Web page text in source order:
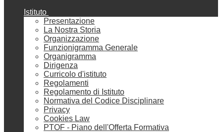
Istituto
Presentazione
La Nostra Storia
Organizzazione
Funzionigramma Generale
Organigramma
Dirigenza
Curricolo d'istituto
Regolamenti
Regolamento di Istituto
Normativa del Codice Disciplinare
Privacy
Cookies Law
PTOF - Piano dell'Offerta Formativa